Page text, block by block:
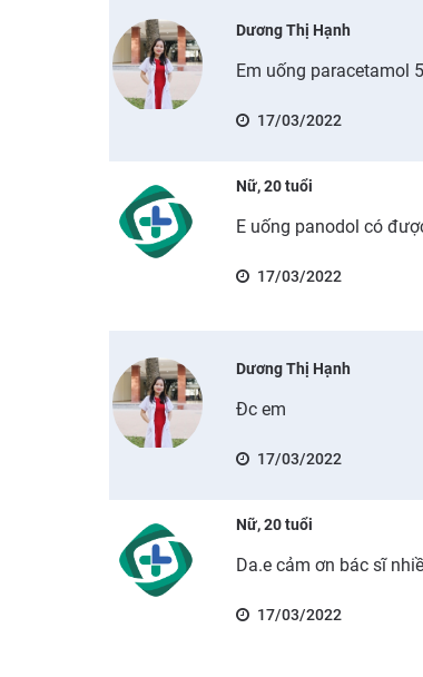
Dương Thị Hạnh
Em uống paracetamol
17/03/2022
Nữ, 20 tuổi
E uống panodol có
17/03/2022
Dương Thị Hạnh
Đc em
17/03/2022
Nữ, 20 tuổi
Da.e cảm ơn bác sĩ
17/03/2022